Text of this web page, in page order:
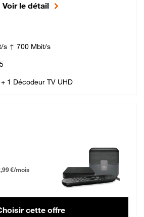
Voir le détail
s ↑ 700 Mbit/s
1 Décodeur TV UHD
Fibre
12 mois puis 42,99 € par mois, Engagement 12 mois
€/mois
cette offre